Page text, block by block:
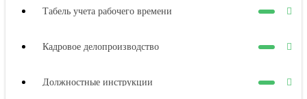
Табель учета рабочего времени
Кадровое делопроизводство
Должностные инструкции